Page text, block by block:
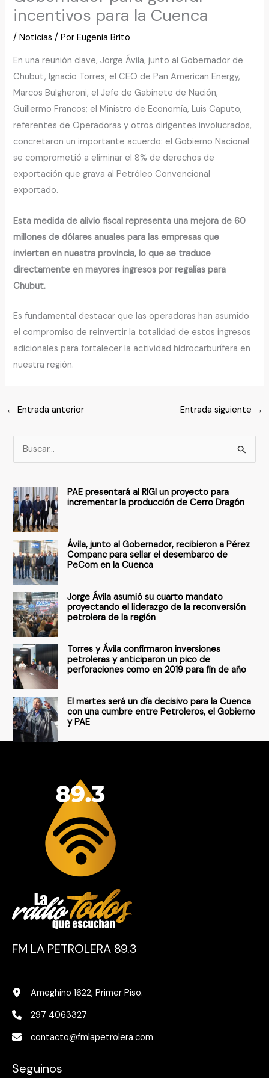
incentivos para la Cuenca
/Noticias / PorEugenia Brito
En una reunión clave, Jorge Ávila, junto al Gobernador de
Chubut, Ignacio Torres; el CEO de Pan American Energy,
Marcos Bulgheroni, el Jefe de Gabinete de Nación,
Guillermo Francos; el Ministro de Economía, Luis Caputo,
referentes de Operadoras y otros dirigentes involucrados,
concretaron un importante acuerdo: el Gobierno Nacional
se comprometió a eliminar el 8% de derechos de
exportación que grava al Petróleo Convencional
exportado.
Esta medida de alivio fiscal representa una mejora de 60
millones de dólares anuales para las empresas que
invierten en nuestra provincia, lo que se traduce
directamente en mayores ingresos por regalías para
Chubut.
Es fundamental destacar que las operadoras han asumido
el compromiso de reinvertir la totalidad de estos ingresos
adicionales para fortalecer la actividad hidrocarburífera en
nuestra región.
← Entrada anterior Entrada siguiente →
u
c
a
r
o
r
:
PAE presentará al RIGI un proyecto para
incrementar la producción de Cerro Dragón
Ávila, junto al Gobernador, recibieron a Pérez
Companc para sellar el desembarco de
PeCom en la Cuenca
Jorge Ávila asumió su cuarto mandato
proyectando el liderazgo de la reconversión
petrolera de la región
Torres y Ávila confirmaron inversiones
petroleras y anticiparon un pico de
perforaciones como en 2019 para fin de año
El martes será un día decisivo para la Cuenca
con una cumbre entre Petroleros, el Gobierno
y PAE
FM LA PETROLERA 89.3
Ameghino 1622, Primer Piso.
297 4063327
contacto@fmlapetrolera.com
Seguinos